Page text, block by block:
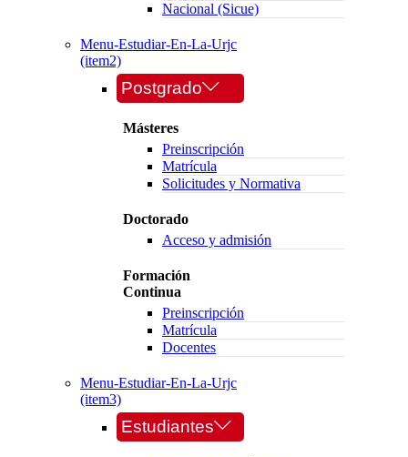
Nacional (Sicue)
Menu-Estudiar-En-La-Urjc
(item2)
Postgrado
Másteres
Preinscripción
Matrícula
Solicitudes y Normativa
Doctorado
Acceso y admisión
Formación
Continua
Preinscripción
Matrícula
Docentes
Menu-Estudiar-En-La-Urjc
(item3)
Estudiantes